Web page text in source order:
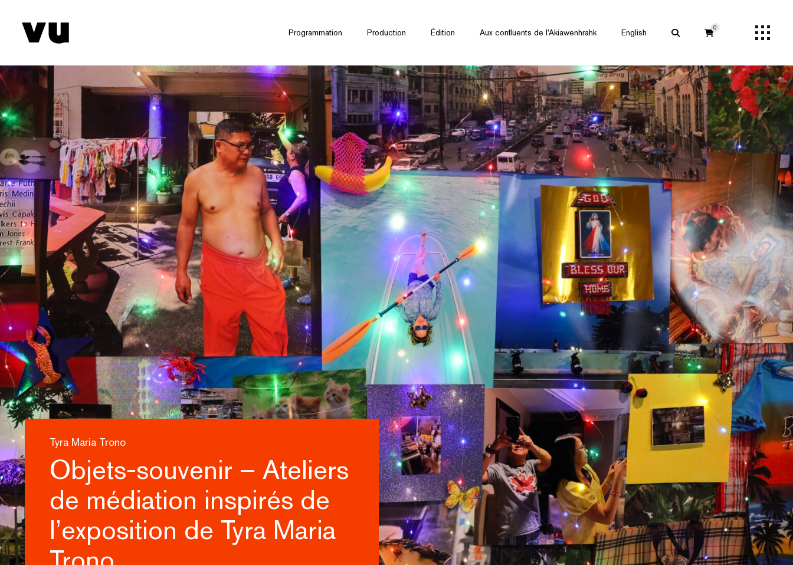
Programmation Production Édition Aux confluents de l’Akiawenhrahk English
0
Tyra Maria Trono
Objets-souvenir – Ateliers
de médiation inspirés de
l’exposition de Tyra Maria